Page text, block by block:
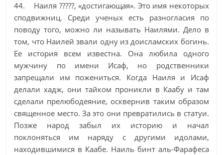
44. Наиля ?????, «достигающая». Это имя некоторых
сподвижниц. Среди ученых есть разногласия по
поводу того, можно ли называть Наилями. Дело в
том, что Наилей звали одну из доисламских богинь.
Ее история всем известна. Она любила одного
мужчину по имени Исаф, но родственники
запрещали им пожениться. Когда Наиля и Исаф
делали хадж, они тайком проникли в Каабу и там
сделали прелюбодеяние, осквернив таким образом
священное место. За это они превратились в статуи.
Позже народ забыл их историю и начал
поклоняться им наряду с другими идолами,
находившимися в Каабе. Наиль бинт аль-Фарафеса